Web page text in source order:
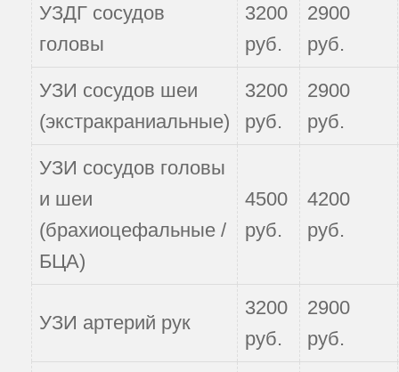
УЗДГ сосудов
головы
3200
руб.
2900
руб.
УЗИ сосудов шеи
(экстракраниальные)
3200
руб.
2900
руб.
УЗИ сосудов головы
и шеи
(брахиоцефальные /
БЦА)
4500
руб.
4200
руб.
УЗИ артерий рук
3200
руб.
2900
руб.